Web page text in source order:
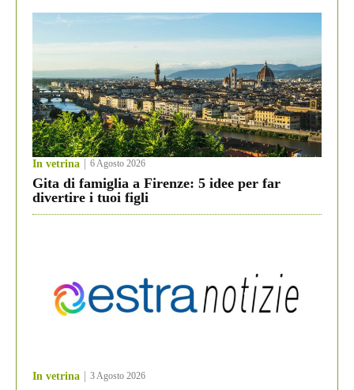
In vetrina 6 Agosto 2026
Gita di famiglia a Firenze: 5 idee per far
divertire i tuoi figli
In vetrina 3 Agosto 2026